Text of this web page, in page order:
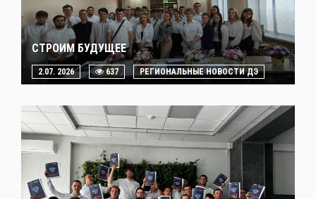
СТРОИМ БУДУЩЕЕ
2.07. 2026 637 РЕГИОНАЛЬНЫЕ НОВОСТИ ДЭ